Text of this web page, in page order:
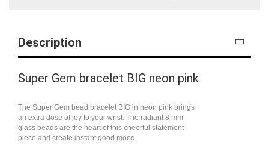
Description
Super Gem bracelet BIG neon pink
The Super Gem bead bracelet BIG in neon pink brings
an extra dose of joy to your wrist. The radiant 8 mm
glass beads are the heart of this cheerful statement
piece and create instant good mood.